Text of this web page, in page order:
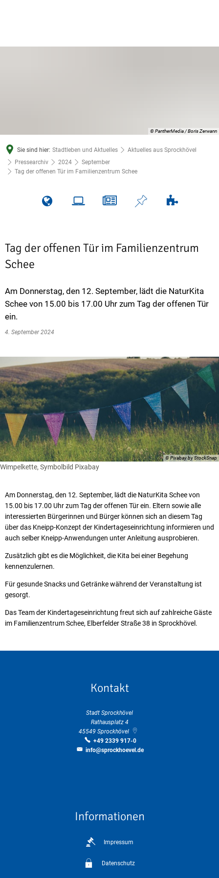
© PantherMedia / Boris Zerwann
Sie sind hier: Stadtleben und Aktuelles
Aktuelles aus Sprockhövel
Pressearchiv
2024
September
Tag der offenen Tür im Familienzentrum Schee
Tag der offenen Tür im Familienzentrum
Schee
Am Donnerstag, den 12. September, lädt die NaturKita
Schee von 15.00 bis 17.00 Uhr zum Tag der offenen Tür
ein.
4. September 2024
© Pixabay by StockSnap
Wimpelkette, Symbolbild Pixabay
Am Donnerstag, den 12. September, lädt die NaturKita Schee von
15.00 bis 17.00 Uhr zum Tag der offenen Tür ein. Eltern sowie alle
interessierten Bürgerinnen und Bürger können sich an diesem Tag
über das Kneipp-Konzept der Kindertageseinrichtung informieren und
auch selber Kneipp-Anwendungen unter Anleitung ausprobieren.
Zusätzlich gibt es die Möglichkeit, die Kita bei einer Begehung
kennenzulernen.
Für gesunde Snacks und Getränke während der Veranstaltung ist
gesorgt.
Das Team der Kindertageseinrichtung freut sich auf zahlreiche Gäste
im Familienzentrum Schee, Elberfelder Straße 38 in Sprockhövel.
Kontakt
Stadt Sprockhövel
Rathausplatz 4
45549 Sprockhövel
+49 2339 917-0
info@sprockhoevel.de
Informationen
Impressum
Datenschutz